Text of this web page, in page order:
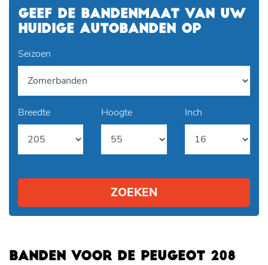
GEEF DE BANDENMAAT VAN UW
HUIDIGE AUTOBANDEN OP
Seizoen
Breedte Hoogte Inch
ZOEKEN
BANDEN VOOR DE PEUGEOT 208